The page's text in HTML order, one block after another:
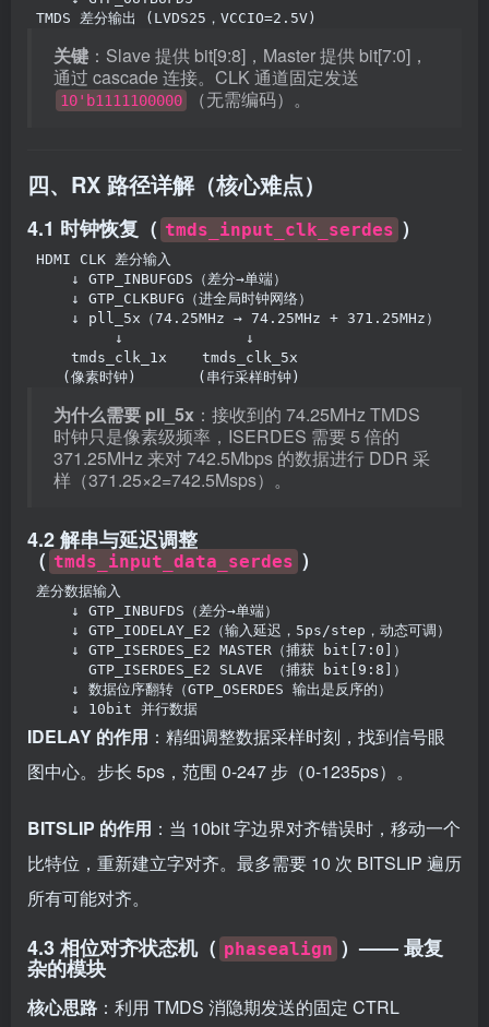
TMDS 差分输出 (LVDS25，VCCIO=2.5V)
关键 ：Slave 提供 bit[9:8]，Master 提供 bit[7:0]，
通过 cascade 连接。CLK 通道固定发送
10'b1111100000 （无需编码）。
四、RX 路径详解（核心难点）
4.1 时钟恢复（ tmds_input_clk_serdes ）
HDMI CLK 差分输入
↓ GTP_INBUFGDS（差分→单端）
↓ GTP_CLKBUFG（进全局时钟网络）
↓ pll_5x（74.25MHz → 74.25MHz + 371.25MHz）
↓              ↓
tmds_clk_1x    tmds_clk_5x
(像素时钟)       (串行采样时钟)
为什么需要 pll_5x ：接收到的 74.25MHz TMDS
时钟只是像素级频率，ISERDES 需要 5 倍的
371.25MHz 来对 742.5Mbps 的数据进行 DDR 采
样（371.25×2=742.5Msps）。
4.2 解串与延迟调整
（ tmds_input_data_serdes ）
差分数据输入
↓ GTP_INBUFDS（差分→单端）
↓ GTP_IODELAY_E2（输入延迟，5ps/step，动态可调）
↓ GTP_ISERDES_E2 MASTER（捕获 bit[7:0]）
GTP_ISERDES_E2 SLAVE （捕获 bit[9:8]）
↓ 数据位序翻转（GTP_OSERDES 输出是反序的）
↓ 10bit 并行数据
IDELAY 的作用 ：精细调整数据采样时刻，找到信号眼
图中心。步长 5ps，范围 0-247 步（0-1235ps）。
BITSLIP 的作用 ：当 10bit 字边界对齐错误时，移动一个
比特位，重新建立字对齐。最多需要 10 次 BITSLIP 遍历
所有可能对齐。
4.3 相位对齐状态机（ phasealign ）—— 最复
杂的模块
核心思路 ：利用 TMDS 消隐期发送的固定 CTRL